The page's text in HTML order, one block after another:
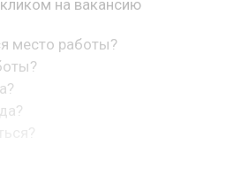
на вакансию
место работы?